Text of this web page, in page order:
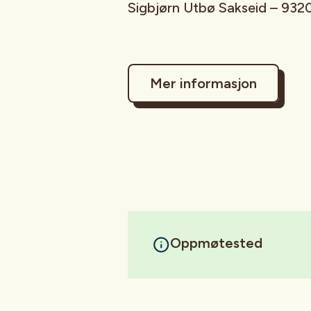
Sigbjørn Utbø Sakseid –
Mer informasjon
Oppmøtested